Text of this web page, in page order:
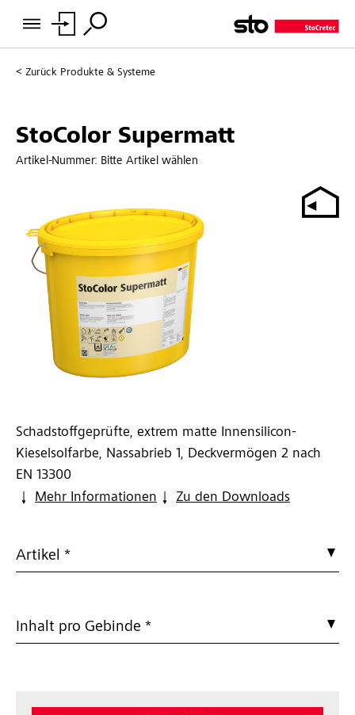
Zurück Produkte & Systeme
StoColor Supermatt
Artikel-Nummer: Bitte Artikel wählen
Schadstoffgeprüfte, extrem matte Innensilicon-
Kieselsolfarbe, Nassabrieb 1, Deckvermögen 2 nach
EN 13300
Mehr Informationen
Zu den Downloads
Artikel *
Inhalt pro Gebinde *